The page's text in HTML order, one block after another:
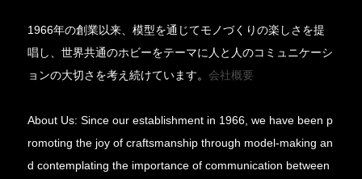
1966年の創業以来、模型を通じてモノづくりの楽しさを提
唱し、世界共通のホビーをテーマに人と人のコミュニケーシ
ョンの大切さを考え続けています。会社概要
About Us: Since our establishment in 1966, we have been p
romoting the joy of craftsmanship through model-making an
d contemplating the importance of communication between